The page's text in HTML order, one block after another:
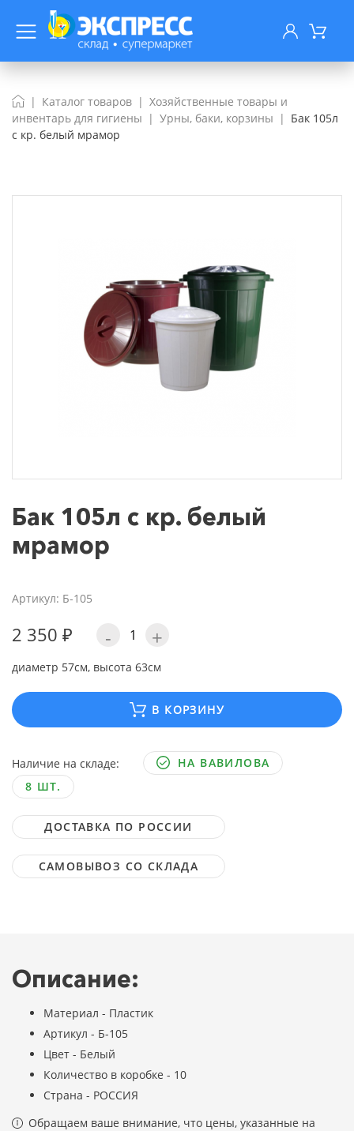
Каталог товаров
Хозяйственные товары и
инвентарь для гигиены
Урны, баки, корзины
Бак 105л
с кр. белый мрамор
Бак 105л с кр. белый
мрамор
Артикул: Б-105
2 350 ₽ - +
диаметр 57см, высота 63см
В КОРЗИНУ
Наличие на складе:
НА ВАВИЛОВА
8 ШТ.
ДОСТАВКА ПО РОССИИ
САМОВЫВОЗ СО СКЛАДА
Описание:
Материал - Пластик
Артикул - Б-105
Цвет - Белый
Количество в коробке - 10
Страна - РОССИЯ
Обращаем ваше внимание, что цены, указанные на